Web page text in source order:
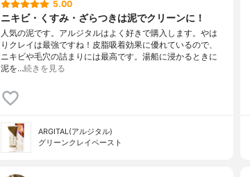
5.00
ニキビ・くすみ・ざらつきは泥でクリーンに！
人気の泥です。アルジタルはよく好きで購入します。やは
りクレイは最強ですね！皮脂吸着効果に優れているので、
ニキビや毛穴の詰まりには最高です。湯船に浸かるときに
泥を…続きを見る
ARGITAL(アルジタル)
グリーンクレイペースト